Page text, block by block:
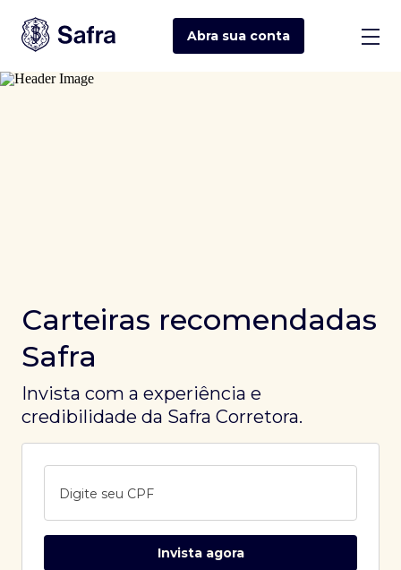
Abra sua conta
Carteiras recomendadas
Safra
Invista com a experiência e
credibilidade da Safra Corretora.
Digite seu CPF
Invista agora